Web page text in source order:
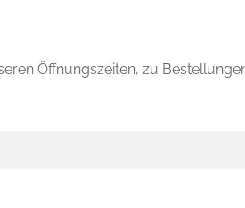
Öffnungszeiten, zu